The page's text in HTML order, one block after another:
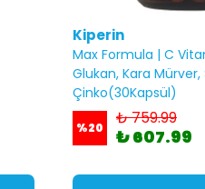
Kiperin
Max Formula | C
Glukan, Kara Mürver,
Çinko(30Kapsül)
%20 ₺ 759.99
₺ 607.99